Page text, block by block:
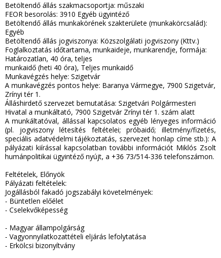
Betöltendő állás szakmacsoportja: műszaki
FEOR besorolás: 3910 Egyéb ügyintéző
Betöltendő állás munkakörének szakterülete (munkakörcsalád):
Egyéb
Betöltendő állás jogviszonya: Közszolgálati jogviszony (Kttv.)
Foglalkoztatás időtartama, munkaideje, munkarendje, formája:
Határozatlan, 40 óra, teljes
munkaidő (heti 40 óra), Teljes munkaidő
Munkavégzés helye: Szigetvár
A munkavégzés pontos helye: Baranya Vármegye, 7900 Szigetvár,
Zrínyi tér 1.
Álláshirdető szervezet bemutatása: Szigetvári Polgármesteri
Hivatal a munkáltató, 7900 Szigetvár Zrínyi tér 1. szám alatt
A munkáltatóval, állással kapcsolatos egyéb lényeges információ
(pl. jogviszony létesítés feltételei; próbaidő; illetmény/fizetés,
speciális adatvédelmi tájékoztatás, szervezet honlap címe stb.): A
pályázati kiírással kapcsolatban további információt Miklós Zsolt
humánpolitikai ügyintéző nyújt, a +36 73/514-336 telefonszámon.
Feltételek, Előnyök
Pályázati feltételek:
Jogállásból fakadó jogszabályi követelmények:
- Büntetlen előélet
- Cselekvőképesség
- Magyar állampolgárság
- Vagyonnyilatkozattételi eljárás lefolytatása
- Erkölcsi bizonyítvány